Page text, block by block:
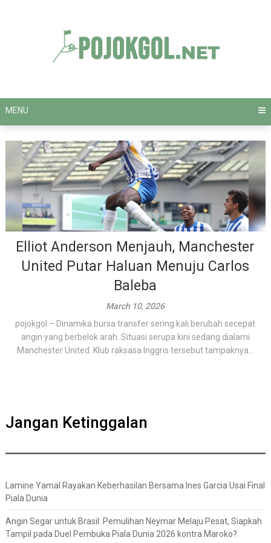
MENU
Elliot Anderson Menjauh, Manchester
United Putar Haluan Menuju Carlos
Baleba
March 10, 2026
pojokgol – Dinamika bursa transfer sering kali berubah secepat
angin yang berbelok arah. Situasi serupa kini sedang dialami
Manchester United. Klub raksasa Inggris tersebut tampaknya...
Jangan Ketinggalan
Lamine Yamal Rayakan Keberhasilan Bersama Ines Garcia Usai Final
Piala Dunia
Angin Segar untuk Brasil: Pemulihan Neymar Melaju Pesat, Siapkah
Tampil pada Duel Pembuka Piala Dunia 2026 kontra Maroko?